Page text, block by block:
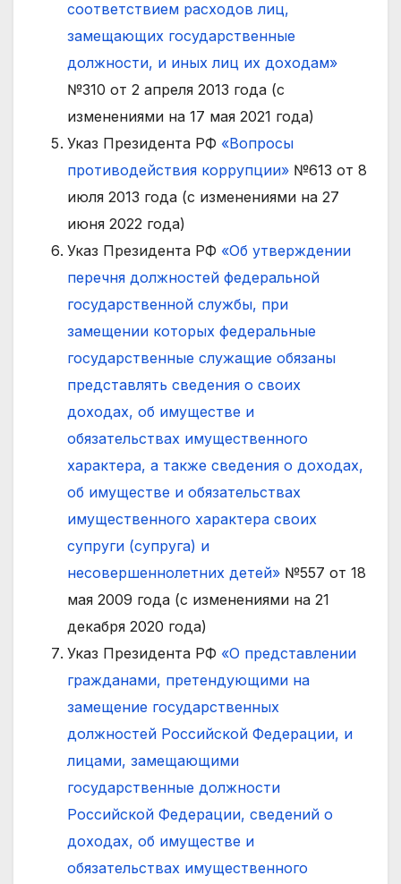
соответствием расходов лиц,
замещающих государственные
должности, и иных лиц их доходам»
№310 от 2 апреля 2013 года (с
изменениями на 17 мая 2021 года)
Указ Президента РФ «Вопросы
противодействия коррупции» №613 от 8
июля 2013 года (с изменениями на 27
июня 2022 года)
Указ Президента РФ «Об утверждении
перечня должностей федеральной
государственной службы, при
замещении которых федеральные
государственные служащие обязаны
представлять сведения о своих
доходах, об имуществе и
обязательствах имущественного
характера, а также сведения о доходах,
об имуществе и обязательствах
имущественного характера своих
супруги (супруга) и
несовершеннолетних детей» №557 от 18
мая 2009 года (с изменениями на 21
декабря 2020 года)
Указ Президента РФ «О представлении
гражданами, претендующими на
замещение государственных
должностей Российской Федерации, и
лицами, замещающими
государственные должности
Российской Федерации, сведений о
доходах, об имуществе и
обязательствах имущественного